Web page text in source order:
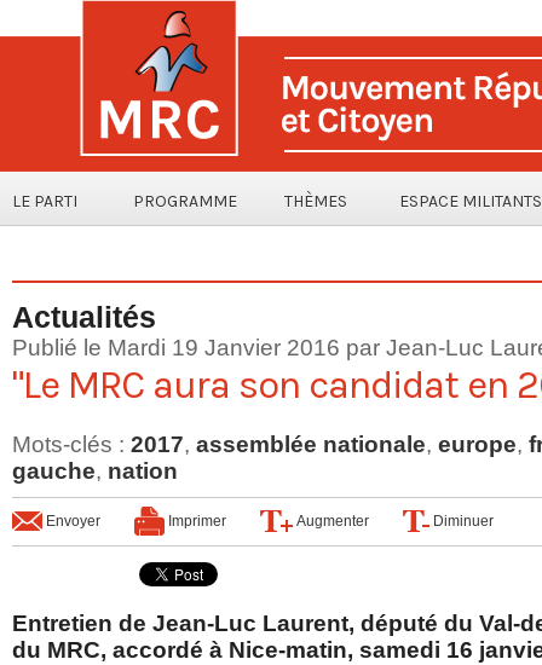
LE PARTI PROGRAMME THÈMES ESPACE MILITANTS
Actualités
Publié le Mardi 19 Janvier 2016 par Jean-Luc
"Le MRC aura son candidat en
Mots-clés : 2017, assemblée nationale, europe,
gauche, nation
Envoyer Imprimer Augmenter Diminuer
Entretien de Jean-Luc Laurent, député du Val-
du MRC, accordé à Nice-matin, samedi 16